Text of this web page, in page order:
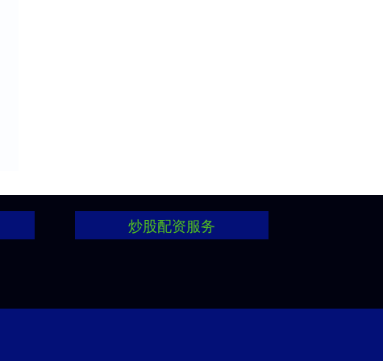
炒股配资服务